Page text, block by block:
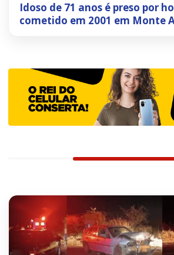
Idoso de 71 anos é preso por
cometido em 2001 em Monte